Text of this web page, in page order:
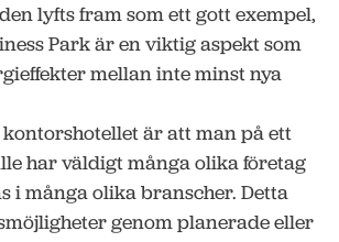
lyfts fram som ett gott exempel,
Park är en viktig aspekt som
mellan inte minst nya
kontorshotellet är att man på ett
har väldigt många olika företag
i många olika branscher. Detta
genom planerade eller